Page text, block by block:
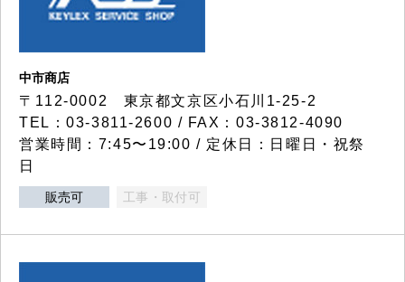
中市商店
〒112-0002 東京都文京区小石川1-25-2
TEL：03-3811-2600 / FAX：03-3812-4090
営業時間：7:45〜19:00 / 定休日：日曜日・祝祭
日
販売可 工事・取付可